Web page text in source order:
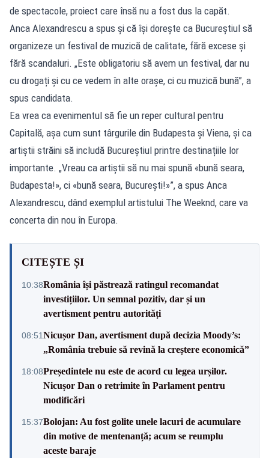
de spectacole, proiect care însă nu a fost dus la capăt.
Anca Alexandrescu a spus și că își dorește ca Bucureștiul să
organizeze un festival de muzică de calitate, fără excese și
fără scandaluri. „Este obligatoriu să avem un festival, dar nu
cu drogați și cu ce vedem în alte orașe, ci cu muzică bună”, a
spus candidata.
Ea vrea ca evenimentul să fie un reper cultural pentru
Capitală, așa cum sunt târgurile din Budapesta și Viena, și ca
artiștii străini să includă Bucureștiul printre destinațiile lor
importante. „Vreau ca artiștii să nu mai spună «bună seara,
Budapesta!», ci «bună seara, București!»”, a spus Anca
Alexandrescu, dând exemplul artistului The Weeknd, care va
concerta din nou în Europa.
CITEȘTE ȘI
10:38România își păstrează ratingul recomandat
investițiilor. Un semnal pozitiv, dar și un
avertisment pentru autorități
08:51Nicușor Dan, avertisment după decizia Moody’s:
„România trebuie să revină la creștere economică”
18:08Președintele nu este de acord cu legea urșilor.
Nicușor Dan o retrimite în Parlament pentru
modificări
15:37Bolojan: Au fost golite unele lacuri de acumulare
din motive de mentenanță; acum se reumplu
aceste baraje